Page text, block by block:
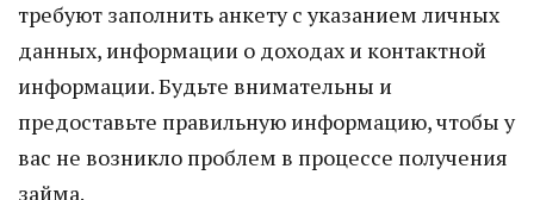
требуют заполнить анкету с указанием личных
данных, информации о доходах и контактной
информации. Будьте внимательны и
предоставьте правильную информацию, чтобы у
вас не возникло проблем в процессе получения
займа.